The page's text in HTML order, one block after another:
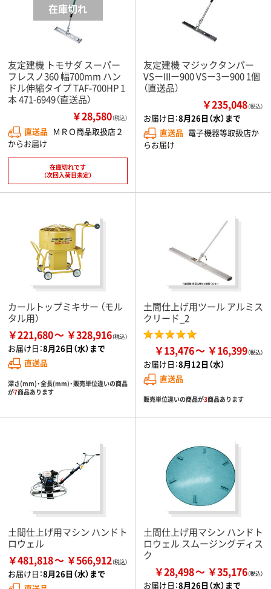
友定建機 トモサダ スーパー
フレスノ360 幅700mm ハン
ドル伸縮タイプ TAF-700HP 1
本 471-6949（直送品）
￥28,580（税込）
直送品 ＭＲＯ商品取扱店２
からお届け
在庫切れです
（次回入荷日未定）
友定建機 マジックタンパー
VSーIIIー900 VSー3ー900 1個
（直送品）
￥235,048（税込）
お届け日：8月26日（水）まで
直送品 電子機器等取扱店か
らお届け
カールトップミキサー （モル
タル用）
￥221,680 ￥328,916
お届け日：8月26日（水）まで
直送品
深さ(mm)・全長(mm)・販売単位違いの商品
が7商品あります
土間仕上げ用ツール アルミス
クリード_2
￥13,476 ￥16,399
お届け日：8月12日（水）
直送品
販売単位違いの商品が3商品あります
土間仕上げ用マシン ハンドト
ロウェル
￥481,818 ￥566,912
お届け日：8月26日（水）まで
土間仕上げ用マシン ハンドト
ロウェル スムージングディス
ク
￥28,498 ￥35,176
お届け日：8月26日（水）まで